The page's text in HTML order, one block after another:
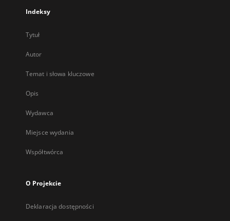
Indeksy
Tytuł
Autor
Temat i słowa kluczowe
Opis
Wydawca
Miejsce wydania
Współtwórca
O Projekcie
Deklaracja dostępności